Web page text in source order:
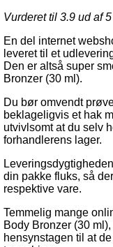
Vurderet til 3.9 ud af
En del internet
leveret til et
Den er altså super
Bronzer (30 ml).
Du bør omvendt
beklageligvis et hak
utvivlsomt at du selv
forhandlerens lager.
din pakke fluks, så
respektive vare.
Temmelig mange
Body Bronzer (30
hensynstagen til at